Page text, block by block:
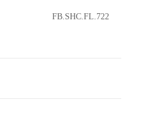
FB.SHC.FL.722